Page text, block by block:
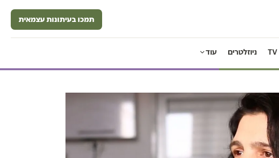
תמכו בעיתונות עצמאית
ניוזלטרים עוד